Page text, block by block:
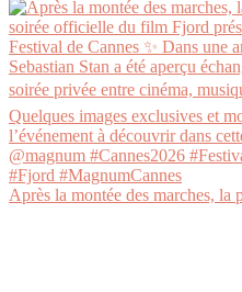
Après la montée des marches, la